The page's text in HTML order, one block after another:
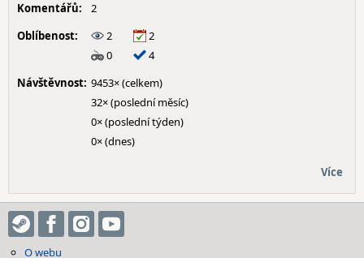
Komentářů:
2
Oblíbenost:
2
2
0
4
Návštěvnost: 9453× (celkem)
32× (poslední měsíc)
0× (poslední týden)
0× (dnes)
Více
O webu